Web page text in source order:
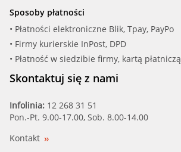
Sposoby płatności
• Płatności elektroniczne Blik, Tpay, PayPo
• Firmy kurierskie InPost, DPD
• Płatność w siedzibie firmy, kartą płatniczą
Skontaktuj się z nami
Infolinia: 12 268 31 51
Pon.-Pt. 9.00-17.00, Sob. 8.00-14.00
Kontakt